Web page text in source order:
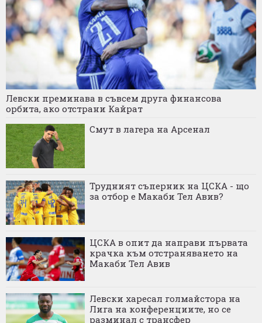
Левски преминава в съвсем друга финансова
орбита, ако отстрани Кайрат
Смут в лагера на Арсенал
Трудният съперник на ЦСКА - що
за отбор е Макаби Тел Авив?
ЦСКА в опит да направи първата
крачка към отстраняването на
Макаби Тел Авив
Левски харесал голмайстора на
Лига на конференциите, но се
разминал с трансфер